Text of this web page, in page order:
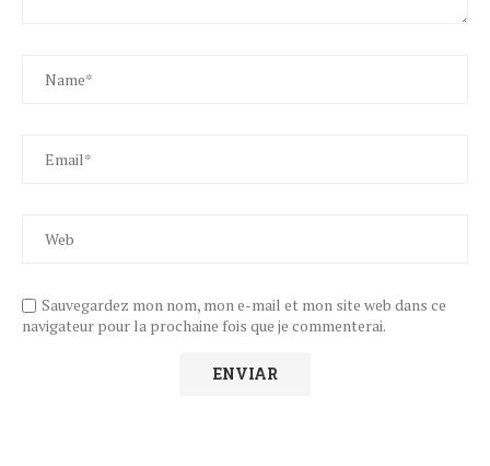
Sauvegardez mon nom, mon e-mail et mon site web dans ce
navigateur pour la prochaine fois que je commenterai.